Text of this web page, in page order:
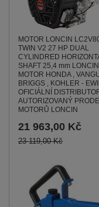
MOTOR LONCIN
TWIN V2 27 HP DUAL
CYLINDRED
SHAFT 25,4 mm
MOTOR HONDA ,
BRIGGS , KOHLER -
OFICIÁLNÍ
AUTORIZOVANÝ
MOTORŮ LONCIN
21 963,00 Kč
23 119,00 Kč